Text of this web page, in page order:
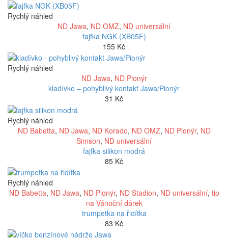
Rychlý náhled
ND Jawa, ND OMZ, ND universální
fajfka NGK (XB05F)
155 Kč
Rychlý náhled
ND Jawa, ND Pionýr
kladívko – pohyblivý kontakt Jawa/Pionýr
31 Kč
Rychlý náhled
ND Babetta, ND Jawa, ND Korado, ND OMZ, ND Pionýr, ND
Simson, ND universální
fajfka silikon modrá
85 Kč
Rychlý náhled
ND Babetta, ND Jawa, ND Pionýr, ND Stadion, ND universální, tip
na Vánoční dárek
trumpetka na řidítka
83 Kč